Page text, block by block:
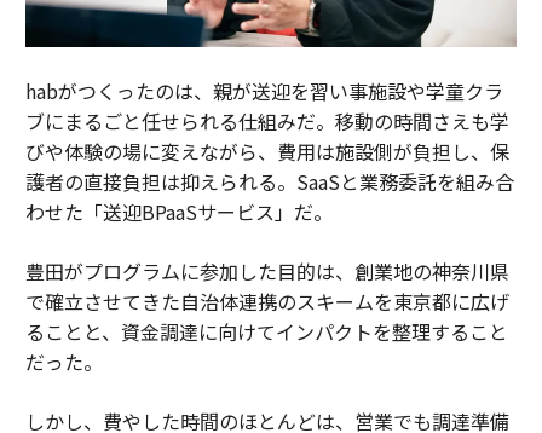
habがつくったのは、親が送迎を習い事施設や学童クラ
ブにまるごと任せられる仕組みだ。移動の時間さえも学
びや体験の場に変えながら、費用は施設側が負担し、保
護者の直接負担は抑えられる。SaaSと業務委託を組み合
わせた「送迎BPaaSサービス」だ。
豊田がプログラムに参加した目的は、創業地の神奈川県
で確立させてきた自治体連携のスキームを東京都に広げ
ることと、資金調達に向けてインパクトを整理すること
だった。
しかし、費やした時間のほとんどは、営業でも調達準備